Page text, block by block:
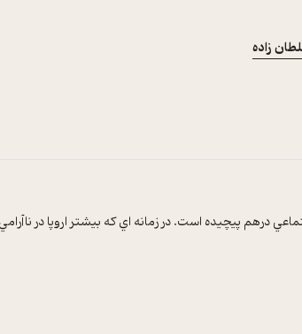
زاده
درهم پيچيده است. در زمانه اي که بيشتر اروپا در